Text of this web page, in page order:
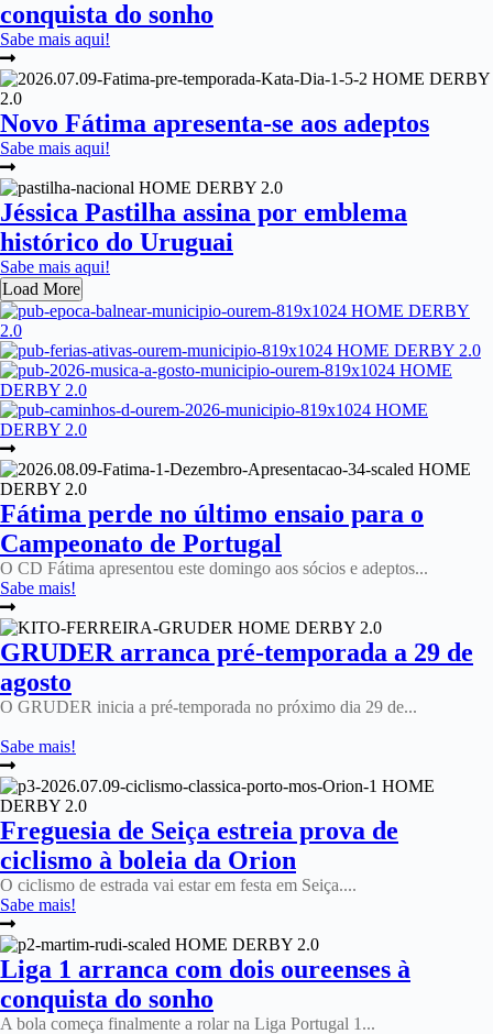
conquista do sonho
Sabe mais aqui!
Novo Fátima apresenta-se aos adeptos
Sabe mais aqui!
Jéssica Pastilha assina por emblema
histórico do Uruguai
Sabe mais aqui!
Load More
Fátima perde no último ensaio para o
Campeonato de Portugal
O CD Fátima apresentou este domingo aos sócios e adeptos...
Sabe mais!
GRUDER arranca pré-temporada a 29 de
agosto
O GRUDER inicia a pré-temporada no próximo dia 29 de...
Sabe mais!
Freguesia de Seiça estreia prova de
ciclismo à boleia da Orion
O ciclismo de estrada vai estar em festa em Seiça....
Sabe mais!
Liga 1 arranca com dois oureenses à
conquista do sonho
A bola começa finalmente a rolar na Liga Portugal 1...